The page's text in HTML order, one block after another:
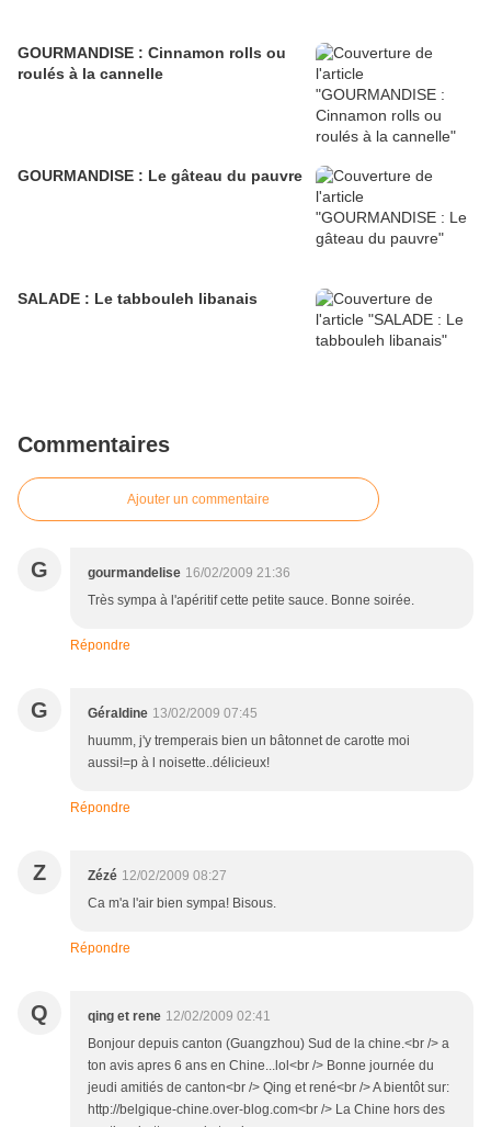
GOURMANDISE : Cinnamon rolls ou
roulés à la cannelle
GOURMANDISE : Le gâteau du pauvre
SALADE : Le tabbouleh libanais
Commentaires
Ajouter un commentaire
G gourmandelise 16/02/2009 21:36
Très sympa à l'apéritif cette petite sauce. Bonne soirée.
Répondre
G Géraldine 13/02/2009 07:45
huumm, j'y tremperais bien un bâtonnet de carotte moi
aussi!=p à l noisette..délicieux!
Répondre
Z Zézé 12/02/2009 08:27
Ca m'a l'air bien sympa! Bisous.
Répondre
Q qing et rene 12/02/2009 02:41
Bonjour depuis canton (Guangzhou) Sud de la chine.<br /> a
ton avis apres 6 ans en Chine...lol<br /> Bonne journée du
jeudi amitiés de canton<br /> Qing et rené<br /> A bientôt sur:
http://belgique-chine.over-blog.com<br /> La Chine hors des